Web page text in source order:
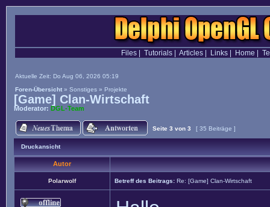
Files| Tutorials| Articles| Links| Home
Aktuelle Zeit: Do Aug 06, 2026 05:19
Foren-Übersicht » Sonstiges » Projekte
[Game] Clan-Wirtschaft
Moderator: DGL-Team
Seite 3 von 3 [ 35 Beiträge ]
Druckansicht
Autor
Polarwolf Betreff des Beitrags: Re: [Game] Clan-Wirtschaft